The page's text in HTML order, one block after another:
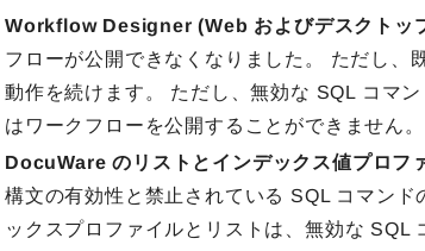
Workflow Designer (Web およびデスクトッ
フローが公開できなくなりました。 ただし、
動作を続けます。 ただし、無効な SQL コマ
はワークフローを公開することができません。
DocuWare のリストとインデックス値プロフ
構文の有効性と禁止されている SQL コマン
ックスプロファイルとリストは、無効な SQL